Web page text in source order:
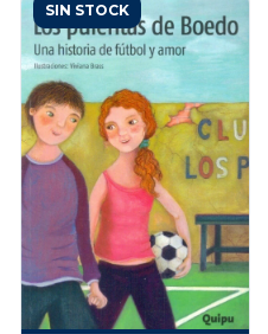
SIN STOCK